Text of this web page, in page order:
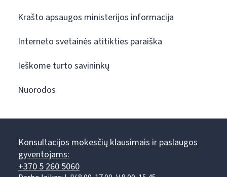
Krašto apsaugos ministerijos informacija
Interneto svetainės atitikties paraiška
Ieškome turto savininkų
Nuorodos
Konsultacijos mokesčių klausimais ir paslaugos
gyventojams:
+370 5 260 5060